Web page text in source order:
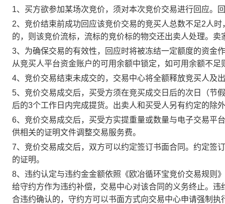
1、买方欲参加某场次竞价，须对本次竞价交易进行回应。
2、竞价结束前成功回应该竞价交易的竞买人总数不足2人
的，则该竞价流标，流标的竞价标的物交还出卖人处理。
3、为确保交易的有效性，回应时将被冻结一定额度的资金
从竞买人平台资金账户的可用余额中锁定，如可用余额不足
4、竞价交易结束未成交的，交易中心将全额释放竞买人及
5、竞价交易成交后，买受方须在竞买成交日后的次日（节
后的3个工作日内完成提货。出卖人和买受人另有约定的除
6、竞价交易成交后，买受方实提重量或数量与电子交易平
供相关的证明文件调整交易服务费。
7、竞价交易成交后，双方可以约定签订书面合同。约定签
的证明。
8、违约认定与违约金金额依照《欧冶循环宝竞价交易规则
给守约方作为违约补偿，交易中心对该合同的义务终止。
合违约确认的，守约方可以书面方式向交易中心申请强制